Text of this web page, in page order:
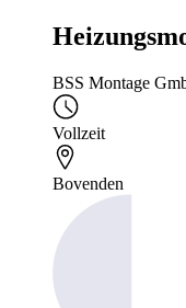
BSS Montage
Vollzeit
Bovenden